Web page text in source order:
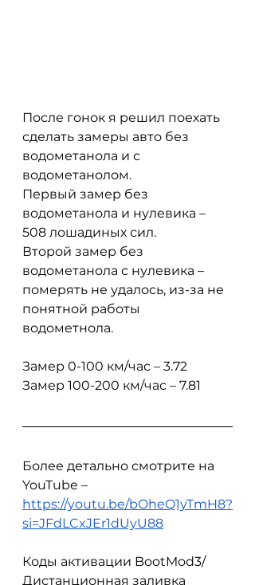
После гонок я решил поехать
сделать замеры авто без
водометанола и с
водометанолом.
Первый замер без
водометанола и нулевика –
508 лошадиных сил.
Второй замер без
водометанола с нулевика –
померять не удалось, из-за не
понятной работы
водометнола.
Замер 0-100 км/час – 3.72
Замер 100-200 км/час – 7.81
Более детально смотрите на
YouTube –
https://youtu.be/bOheQ1yTmH8?
si=JFdLCxJEr1dUyU88
Коды активации BootMod3/
Дистанционная заливка